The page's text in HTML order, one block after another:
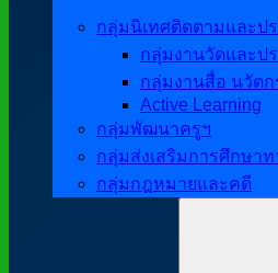
กลุ่มนิเทศติดตามและป
กลุ่มงานวัดและป
กลุ่มงานสื่อ นวัตก
Active Learning
กลุ่มพัฒนาครูฯ
กลุ่มส่งเสริมการศึกษาท
กลุ่มกฎหมายและคดี